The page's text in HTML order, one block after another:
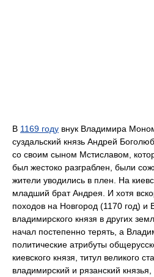
В 1169 году внук Владимира
суздальский князь Андрей
со своим сыном Мстиславом,
был жестоко разграблен, были
жители уводились в плен. На
младший брат Андрея. И хотя
походов на Новгород (1170 год)
владимирского князя в других
начал постепенно терять, а
политические атрибуты
киевского князя, титул великого
владимирский и рязанский князья,